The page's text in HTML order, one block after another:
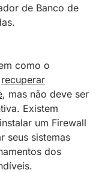
de Banco de
como o
recuperar
, mas não deve ser
Existem
um Firewall
seus sistemas
dos